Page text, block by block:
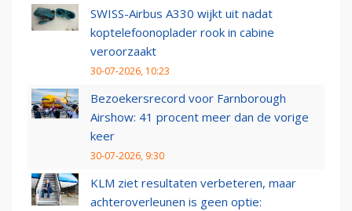
SWISS-Airbus A330 wijkt uit nadat
koptelefoonoplader rook in cabine
veroorzaakt
30-07-2026, 10:23
Bezoekersrecord voor Farnborough
Airshow: 41 procent meer dan de vorige
keer
30-07-2026, 9:30
KLM ziet resultaten verbeteren, maar
achteroverleunen is geen optie: